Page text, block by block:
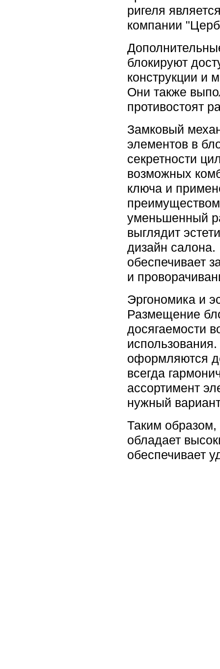
ригеля
компании
блокируют
конструкции и
Они также
противостоят
Замковый
элементов в
секретности
возможных
ключа и
преимуществом
уменьшенный
выглядит
дизайн салона.
обеспечивает
и
Эргономика и
Размещение
досягаемости
оформляются
всегда
ассортимент
нужный
Таким образом,
обладает
обеспечивает